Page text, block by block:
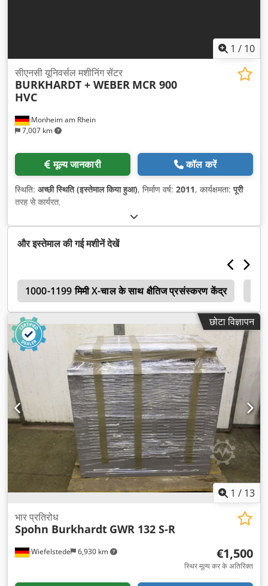
1 / 10
Monheim am Rhein
7,007 km
सीएनसी यूनिवर्सल मशीनिंग सेंटर
BURKHARDT + WEBER MCR 900
HVC
मूल्य जानकारी कॉल करें
स्थिति: अच्छी स्थिति (इस्तेमाल किया हुआ), निर्माण वर्ष: 2011, कार्यक्षमता:पूरी
तरह से कार्यरत,
और इस्तेमाल की गई मशीनें देखें
1000-1199 मिमी X-चाल के साथ क्षैतिज प्रसंस्करण केंद्र
छोटा विज्ञापन
1 / 13
Wiefelstede 6,930 km
भार प्रतिरोध
Spohn Burkhardt GWR 132 S-R
€1,500
स्थिर मूल्य कर के अतिरिक्त